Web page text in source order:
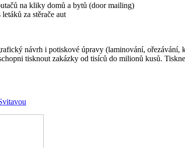
na kliky domů a bytů (door mailing)
za stěrače aut
návrh i potiskové úpravy (laminování,
tisknout zakázky od tisíců do milionů kusů.